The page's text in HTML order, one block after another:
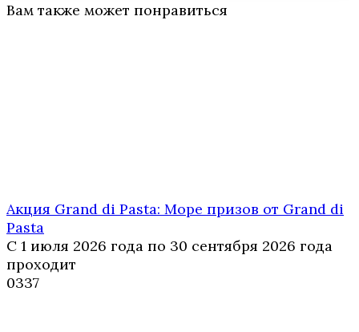
Вам также может понравиться
Акция Grand di Pasta: Море призов от Grand di
Pasta
С 1 июля 2026 года по 30 сентября 2026 года
проходит
0337